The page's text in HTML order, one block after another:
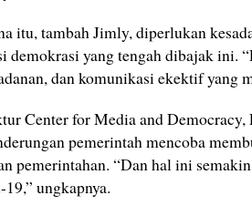
itu, tambah Jimly, diperlukan
demokrasi yang tengah dibajak ini.
dan komunikasi ekektif yang
Center for Media and
pemerintah mencoba
pemerintahan. “Dan hal ini
ungkapnya.